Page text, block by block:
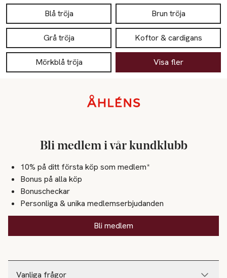
Blå tröja Brun tröja
Grå tröja Koftor & cardigans
Mörkblå tröja Visa fler
Vanliga frågor
Bli medlem i vår kundklubb
10% på ditt första köp som medlem*
Bonus på alla köp
Bonuscheckar
Personliga & unika medlemserbjudanden
Bli medlem